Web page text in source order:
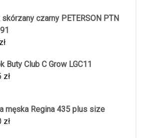
czarny PETERSON PTN
zł
Buty Club C Grow LGC11
zł
męska Regina 435 plus size
zł